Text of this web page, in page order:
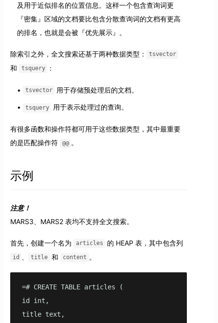
及用于近似排名的位置信息。这样一个包含查询词更
『密集』区域的文档要比包含分散查询词的文档有更高
的排名，也就是会被『优先展示』。
除索引之外，全文搜索还基于两种数据类型： tsvector
和 tsquery ：
tsvector 用于存储预处理后的文档。
tsquery 用于表示处理过的查询。
有很多函数和操作符都可用于这些数据类型，其中最重要
的是匹配操作符
@@ 。
示例
注意！
MARS3、MARS2 表均不支持全文搜索。
首先，创建一个名为 articles 的 HEAP 表，其中包含列
id title 和 content 。
=# CREATE TABLE articles (
id int,
title text,